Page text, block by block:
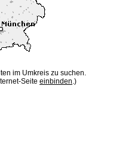
im Umkreis zu suchen.
Seite einbinden.)